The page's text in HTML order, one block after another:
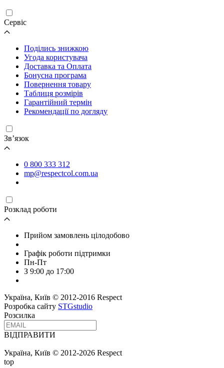
Cервіс
Поділись знижкою
Угода користувача
Доставка та Оплата
Бонусна програма
Повернення товару
Таблиця розмірів
Гарантійний термін
Рекомендації по догляду
Зв’язок
0 800 333 312
mp@respectcol.com.ua
Розклад роботи
Прийом замовлень цілодобово
Графік роботи підтримки
Пн-Пт
З 9:00 до 17:00
Україна, Київ © 2012-2016 Respect
Розробка сайту STGstudio
Розсилка
ВІДПРАВИТИ
Україна, Київ © 2012-2026 Respect
top